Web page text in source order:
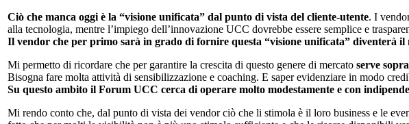
Ciò che manca oggi è la “visione unificata” dal punto di vista del cliente-utente. I
alla tecnologia, mentre l’impiego dell’innovazione UCC dovrebbe essere semplice e
Il vendor che per primo sarà in grado di fornire questa “visione unificata” diventerà il
Mi permetto di ricordare che per garantire la crescita di questo genere di mercato serve
Bisogna fare molta attività di sensibilizzazione e coaching. E saper evidenziare in modo
Su questo ambito il Forum UCC cerca di operare molto modestamente e con
Mi rendo conto che, dal punto di vista dei vendor ciò che li stimola è il loro business e le